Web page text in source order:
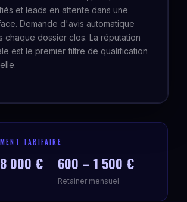
et leads en attente dans une
Demande d'avis automatique
chaque dossier clos. La réputation
est le premier filtre de qualification
TARIFAIRE
000 € 600 – 1 500 €
Retainer mensuel